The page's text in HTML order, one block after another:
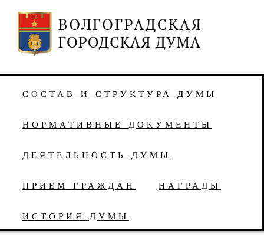
СОСТАВ И СТРУКТУРА ДУМЫ
НОРМАТИВНЫЕ ДОКУМЕНТЫ
ДЕЯТЕЛЬНОСТЬ ДУМЫ
ПРИЕМ ГРАЖДАН НАГРАДЫ
ИСТОРИЯ ДУМЫ